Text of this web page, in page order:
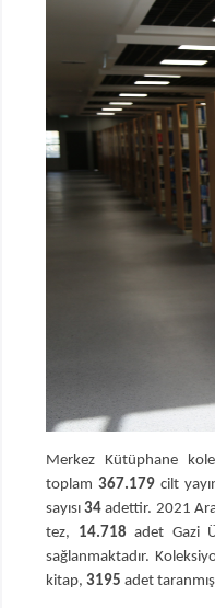
Merkez Kütüphane
toplam 367.179cilt
sayısı34 adettir. 2021
tez, 14.718 adet Gazi
sağlanmaktadır.
kitap, 3195 adet